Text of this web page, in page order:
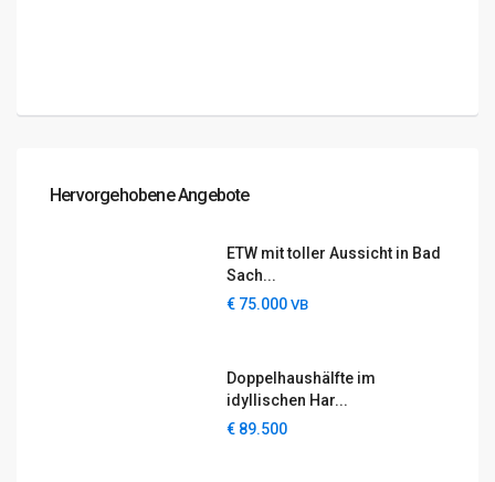
Hervorgehobene Angebote
ETW mit toller Aussicht in Bad
Sach...
€ 75.000VB
Doppelhaushälfte im
idyllischen Har...
€ 89.500